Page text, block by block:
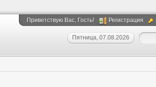
Приветствую Вас, Гость! Регистрация
Пятница, 07.08.2026